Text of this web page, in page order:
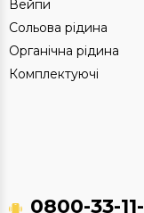
Вейпи
Сольова рідина
Органічна рідина
Комплектуючі
0800-33-